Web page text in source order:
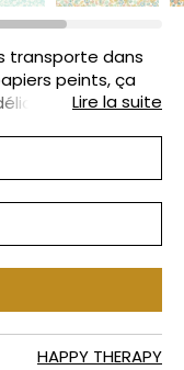
transporte dans
peints, ça
À choisir en
Lire la suite
HAPPY THERAPY